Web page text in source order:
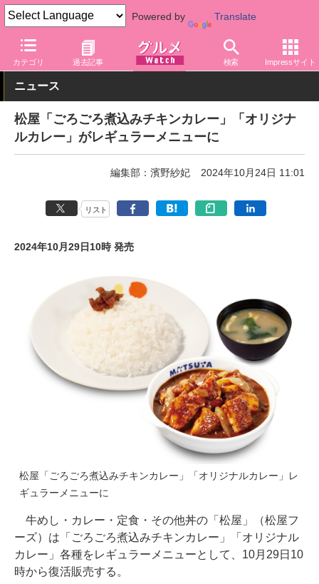
Powered by Translate
カテゴリ 過去記事 検索 Impressサイト
グルメ Watch 店舗 丼もの 松屋
ニュース
松屋「ごろごろ煮込みチキンカレー」「オリジナ
ルカレー」がレギュラーメニューに
編集部：濱野紗妃 2024年10月24日 11:01
リスト
2024年10月29日10時 発売
松屋「ごろごろ煮込みチキンカレー」「オリジナルカレー」レ
ギュラーメニューに
牛めし・カレー・定食・その他丼の「松屋」（松屋フ
ーズ）は「ごろごろ煮込みチキンカレー」「オリジナル
カレー」各種をレギュラーメニューとして、10月29日10
時から復活販売する。